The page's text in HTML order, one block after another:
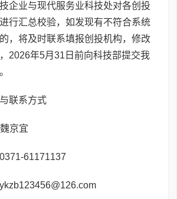
企业与现代服务业科技处对各创投
行汇总校验，如发现有不符合系统
，将及时联系填报创投机构，修改
2026年5月31日前向科技部提交我
联系方式
京宜
61171137